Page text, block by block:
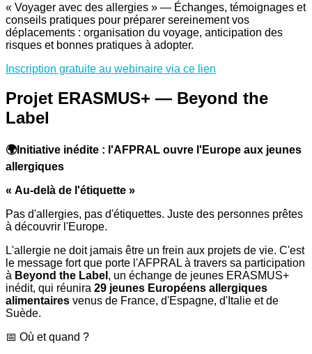
« Voyager avec des allergies » — Échanges, témoignages et
conseils pratiques pour préparer sereinement vos
déplacements : organisation du voyage, anticipation des
risques et bonnes pratiques à adopter.
Inscription gratuite au webinaire via ce lien
Projet ERASMUS+ — Beyond the
Label
🌍Initiative inédite : l'AFPRAL ouvre l'Europe aux jeunes
allergiques
« Au-delà de l'étiquette »
Pas d'allergies, pas d'étiquettes. Juste des personnes prêtes
à découvrir l'Europe.
L'allergie ne doit jamais être un frein aux projets de vie. C'est
le message fort que porte l'AFPRAL à travers sa participation
à Beyond the Label , un échange de jeunes ERASMUS+
inédit, qui réunira 29 jeunes Européens allergiques
alimentaires venus de France, d'Espagne, d'Italie et de
Suède.
📅 Où et quand ?